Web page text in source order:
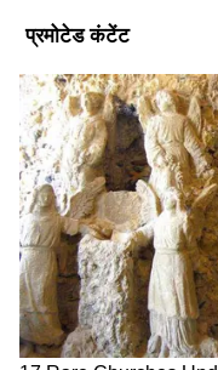
Add Asianetnews Hindi
2
Image Credit : Instagram